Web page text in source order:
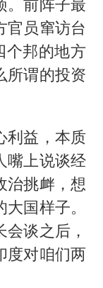
。前阵子最
官员窜访台
个邦的地方
所谓的投资
利益，本质
嘴上说谈经
治挑衅，想
国样子。
谈之后，
度对咱们两